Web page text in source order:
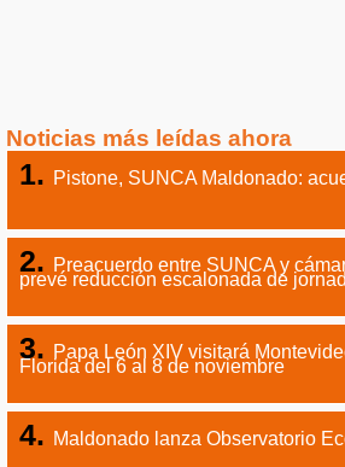
Noticias más leídas ahora
Pistone, SUNCA Maldonado:
Preacuerdo entre SUNCA y
prevé reducción escalonada de
Papa León XIV visitará
Florida del 6 al 8 de noviembre
Maldonado lanza Observatorio